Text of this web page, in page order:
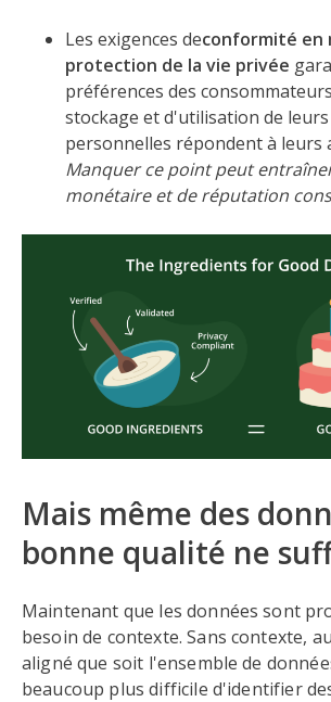
Les exigences deconformité en
protection de la vie privée
préférences des
stockage et d'utilisation de
personnelles répondent à leurs
Manquer ce point peut
monétaire et de réputation
Mais même des
bonne qualité ne
Maintenant que les données sont
besoin de contexte. Sans contexte,
aligné que soit l'ensemble de
beaucoup plus difficile d'identifier